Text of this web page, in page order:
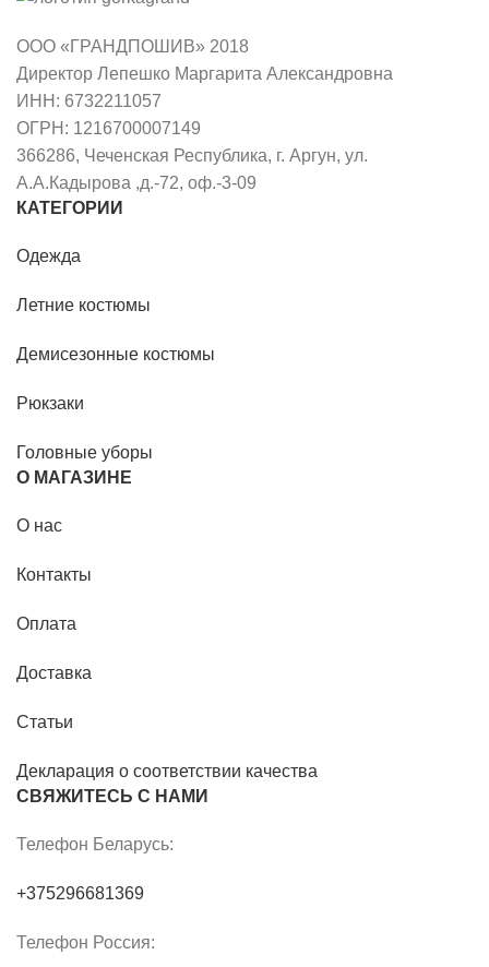
ООО «ГРАНДПОШИВ» 2018
Директор Лепешко Маргарита Александровна
ИНН: 6732211057
ОГРН: 1216700007149
366286, Чеченская Республика, г. Аргун, ул.
А.А.Кадырова ,д.-72, оф.-3-09
КАТЕГОРИИ
Одежда
Летние костюмы
Демисезонные костюмы
Рюкзаки
Головные уборы
О МАГАЗИНЕ
О нас
Контакты
Оплата
Доставка
Статьи
Декларация о соответствии качества
СВЯЖИТЕСЬ С НАМИ
Телефон Беларусь:
+375296681369
Телефон Россия: